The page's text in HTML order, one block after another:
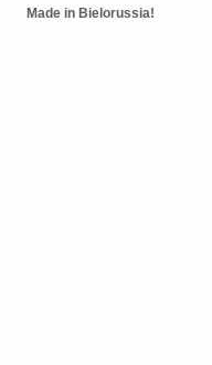
Made in Bielorussia!